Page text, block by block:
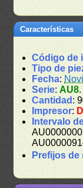
Características
Código de
Tipo de
Fecha:
Serie:AU8
Cantidad :
Impresor:
Intervalo
Prefijos